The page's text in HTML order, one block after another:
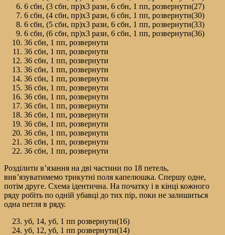
6 сбн, (3 сбн, пр)х3 рази, 6 сбн, 1 пп, розвернути(27)
6 сбн, (4 сбн, пр)х3 рази, 6 сбн, 1 пп, розвернути(30)
6 сбн, (5 сбн, пр)х3 рази, 6 сбн, 1 пп, розвернути(33)
6 сбн, (6 сбн, пр)х3 рази, 6 сбн, 1 пп, розвернути(36)
36 сбн, 1 пп, розвернути
36 сбн, 1 пп, розвернути
36 сбн, 1 пп, розвернути
36 сбн, 1 пп, розвернути
36 сбн, 1 пп, розвернути
36 сбн, 1 пп, розвернути
36 сбн, 1 пп, розвернути
36 сбн, 1 пп, розвернути
36 сбн, 1 пп, розвернути
36 сбн, 1 пп, розвернути
36 сбн, 1 пп, розвернути
36 сбн, 1 пп, розвернути
36 сбн, 1 пп, розвернути
Розділити в’язання на дві частини по 18 петель,
вив’язуватимемо трикутні поля капелюшка. Спершу одне,
потім друге. Схема ідентична. На початку і в кінці кожного
ряду робіть по одній убавці до тих пір, поки не залишиться
одна петля в ряду.
уб, 14, уб, 1 пп розвернути(16)
уб, 12, уб, 1 пп розвернути(14)